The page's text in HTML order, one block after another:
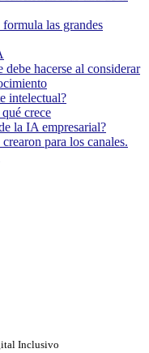
las grandes
hacerse al considerar
intelectual?
crece
la IA empresarial?
para los canales.
Inclusivo